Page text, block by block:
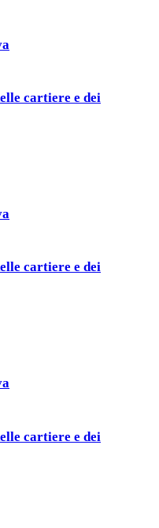
cartiere e dei
cartiere e dei
cartiere e dei